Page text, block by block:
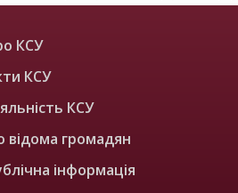
КСУ
КСУ
КСУ
відома громадян
інформація